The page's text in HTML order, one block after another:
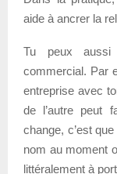
aide à ancrer la
Tu peux aussi
commercial. Par
entreprise avec
de l’autre peut
change, c’est
nom au moment
littéralement à